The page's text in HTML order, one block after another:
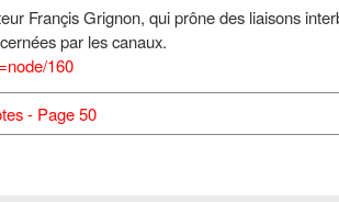
Françis Grignon, qui prône des liaisons
par les canaux.
160
- Page 50